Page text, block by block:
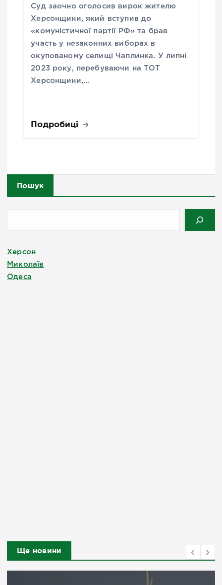
Суд заочно оголосив вирок жителю
Херсонщини, який вступив до
«комуністичної партії РФ» та брав
участь у незаконних виборах в
окупованому селищі Чаплинка. У липні
2023 року, перебуваючи на ТОТ
Херсонщини,…
Подробиці
Пошук
Херсон
Миколаїв
Одеса
Ще новини